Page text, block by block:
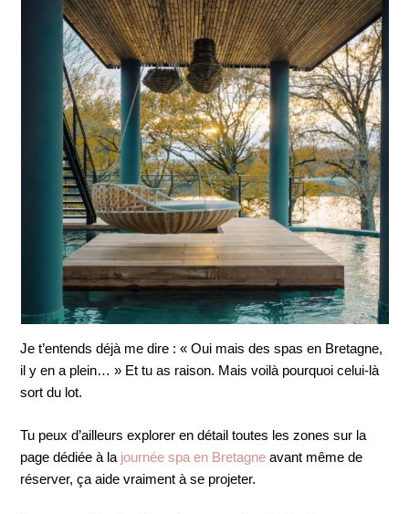
Je t’entends déjà me dire : « Oui mais des spas en Bretagne,
il y en a plein… » Et tu as raison. Mais voilà pourquoi celui-là
sort du lot.
Tu peux d’ailleurs explorer en détail toutes les zones sur la
page dédiée à la journée spa en Bretagne avant même de
réserver, ça aide vraiment à se projeter.